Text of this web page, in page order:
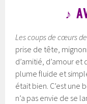
♪
Les coups de cœurs
prise de tête,
d’amitié, d’amour et
plume fluide et
était bien. C’est une
n’a pas envie de se